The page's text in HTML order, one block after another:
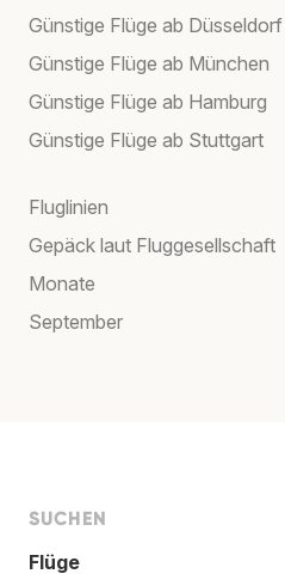
Günstige Flüge ab Düsseldorf
Günstige Flüge ab München
Günstige Flüge ab Hamburg
Günstige Flüge ab Stuttgart
Fluglinien
Gepäck laut Fluggesellschaft
Monate
September
SUCHEN
Flüge